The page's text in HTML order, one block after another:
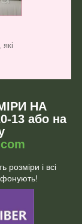
НА
13 або на
розміри і всі